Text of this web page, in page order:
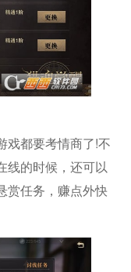
戏都要考情商了!不
线的时候，还可以
赏任务，赚点外快